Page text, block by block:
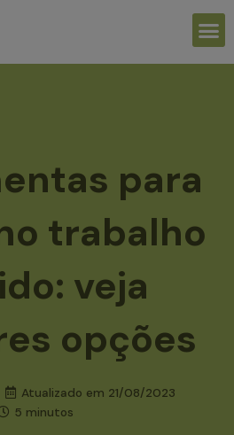
para
trabalho
veja
opções
Atualizado em 21/08/2023
5 minutos